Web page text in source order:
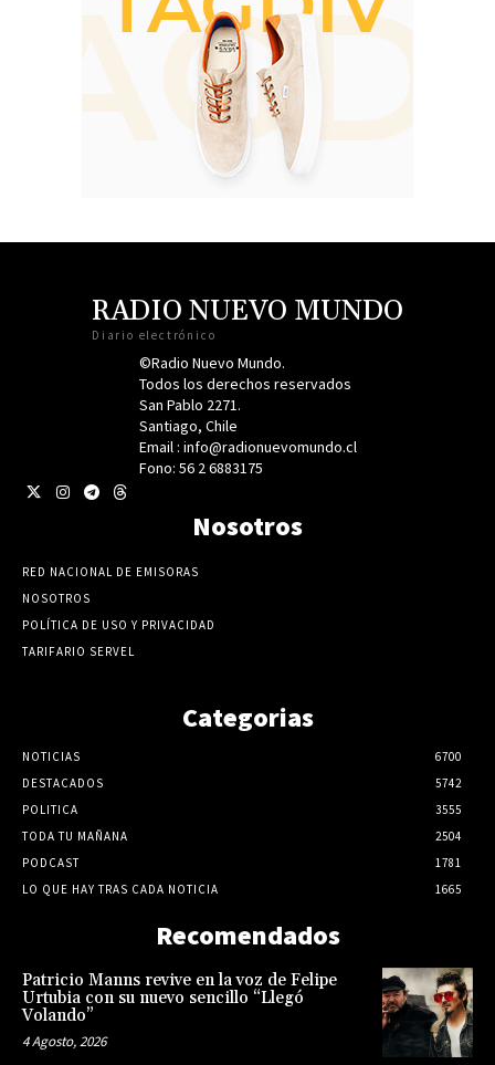
RADIO NUEVO MUNDO
Diario electrónico
©Radio Nuevo Mundo.
Todos los derechos reservados
San Pablo 2271.
Santiago, Chile
Email : info@radionuevomundo.cl
Fono: 56 2 6883175
Nosotros
RED NACIONAL DE EMISORAS
NOSOTROS
POLÍTICA DE USO Y PRIVACIDAD
TARIFARIO SERVEL
Categorias
NOTICIAS
6700
DESTACADOS
5742
POLITICA
3555
TODA TU MAÑANA
2504
PODCAST
1781
LO QUE HAY TRAS CADA NOTICIA
1665
Recomendados
Patricio Manns revive en la voz de Felipe
Urtubia con su nuevo sencillo “Llegó
Volando”
4 Agosto, 2026